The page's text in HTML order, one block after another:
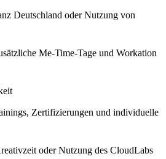
Deutschland oder Nutzung von
Me-Time-Tage und Workation
Zertifizierungen und individuelle
oder Nutzung des CloudLabs